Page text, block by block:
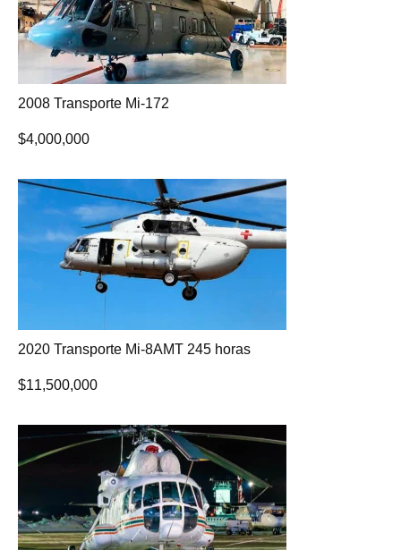
2008 Transporte Mi-172
$4,000,000
2020 Transporte Mi-8AMT 245 horas
$11,500,000